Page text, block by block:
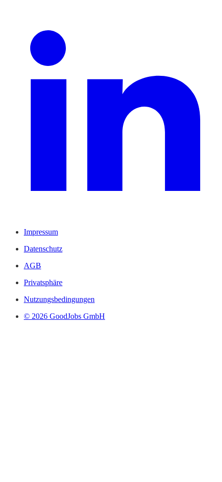
Impressum
Datenschutz
AGB
Privatsphäre
Nutzungsbedingungen
© 2026 GoodJobs GmbH